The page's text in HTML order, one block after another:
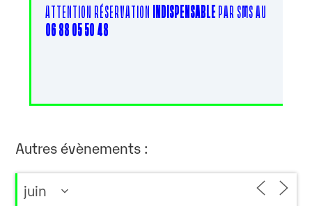
ATTENTION RÉSERVATIONINDISPENSABLEPAR SMS AU
06 88 05 50 48
Autres évènements :